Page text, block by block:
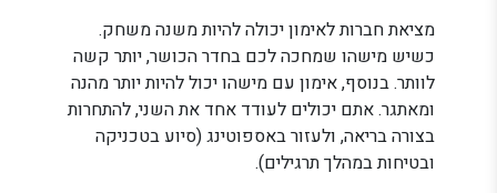
מציאת חברות לאימון יכולה להיות משנה משחק.
כשיש מישהו שמחכה לכם בחדר הכושר, יותר קשה
לוותר. בנוסף, אימון עם מישהו יכול להיות יותר מהנה
ומאתגר. אתם יכולים לעודד אחד את השני, להתחרות
בצורה בריאה, ולעזור באספוטינג (סיוע בטכניקה
ובטיחות במהלך תרגילים).